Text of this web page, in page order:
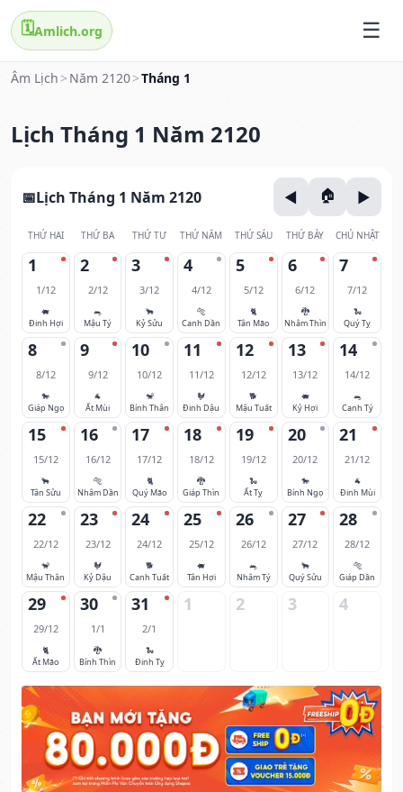
🗓️Amlich.org
Âm Lịch > Năm 2120>Tháng 1
Lịch Tháng 1 Năm 2120
Lịch Tháng 1 Năm 2120
THỨ HAI THỨ BA THỨ TƯ THỨ NĂM THỨ SÁU THỨ BẢY CHỦ NHẬT
1
1/12
🐖
Đinh Hợi
2
2/12
🐀
Mậu Tý
3
3/12
🐂
Kỷ Sửu
4
4/12
🐅
Canh Dần
5
5/12
🐈
Tân Mão
6
6/12
🐉
Nhâm Thìn
7
7/12
🐍
Quý Tỵ
8
8/12
🐎
Giáp Ngọ
9
9/12
🐐
Ất Mùi
10
10/12
🐒
Bính Thân
11
11/12
🐓
Đinh Dậu
12
12/12
🐕
Mậu Tuất
13
13/12
🐖
Kỷ Hợi
14
14/12
🐀
Canh Tý
15
15/12
🐂
Tân Sửu
16
16/12
🐅
Nhâm Dần
17
17/12
🐈
Quý Mão
18
18/12
🐉
Giáp Thìn
19
19/12
🐍
Ất Tỵ
20
20/12
🐎
Bính Ngọ
21
21/12
🐐
Đinh Mùi
22
22/12
🐒
Mậu Thân
23
23/12
🐓
Kỷ Dậu
24
24/12
🐕
Canh Tuất
25
25/12
🐖
Tân Hợi
26
26/12
🐀
Nhâm Tý
27
27/12
🐂
Quý Sửu
28
28/12
🐅
Giáp Dần
29
29/12
🐈
Ất Mão
30
1/1
🐉
Bính Thìn
31
2/1
🐍
Đinh Tỵ
1 2 3 4